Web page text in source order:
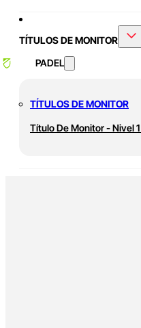
TÍTULOS DE MONITOR
PADEL
TÍTULOS DE MONITOR
Título De Monitor - Nivel 1